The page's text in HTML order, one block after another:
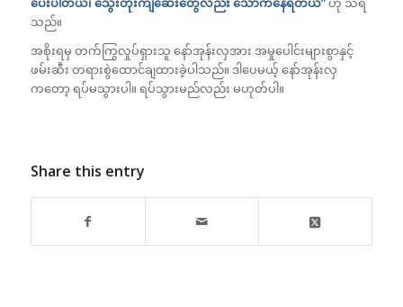
သည်။
အစိုးရမှ တက်ကြွလှုပ်ရှားသူ နော်အုန်းလှအား အမှုပေါင်းများစွာနှင့်
ဖမ်းဆီး တရားစွဲထောင်ချထားခဲ့ပါသည်။ ဒါပေမယ့် နော်အုန်းလှ
ကတော့ ရပ်မသွားပါ။ ရပ်သွားမည်လည်း မဟုတ်ပါ။
Share this entry